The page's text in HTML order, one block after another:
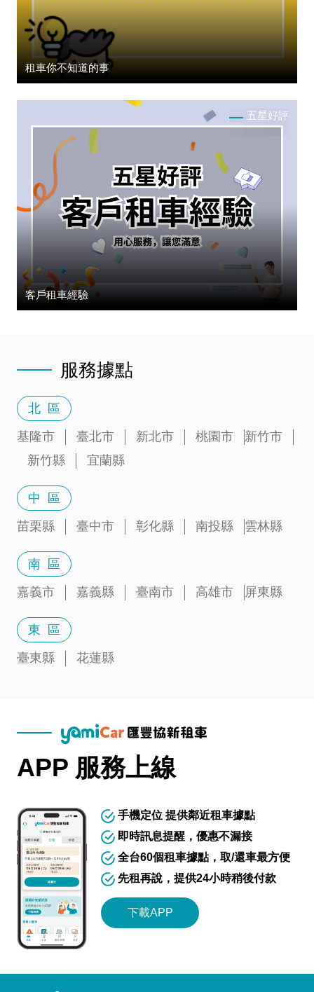
租車你不知道的事
五星好評
客戶租車經驗
服務據點
北 區
基隆市
臺北市 新北市 桃園市
新竹市
新竹縣
宜蘭縣
中 區
苗栗縣
臺中市 彰化縣 南投縣 雲林縣
南 區
嘉義市
嘉義縣 臺南市 高雄市 屏東縣
東 區
臺東縣
花蓮縣
APP 服務上線
手機定位 提供鄰近租車據點
即時訊息提醒，優惠不漏接
全台60個租車據點，取/還車最方便
先租再說，提供24小時稍後付款
下載APP